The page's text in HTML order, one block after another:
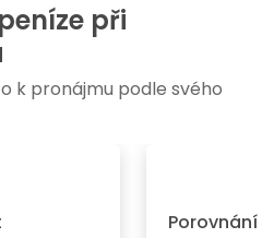
při
k pronájmu podle svého